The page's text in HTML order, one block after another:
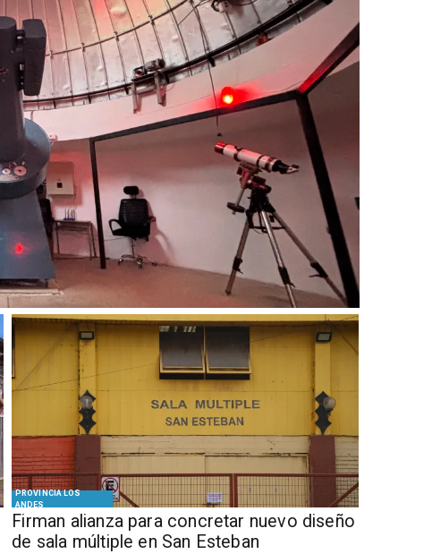
PROVINCIA LOS
ANDES
​​Firman alianza para concretar nuevo diseño
de sala múltiple en San Esteban